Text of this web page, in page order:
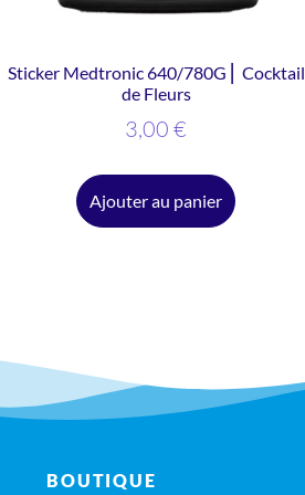
Sticker Medtronic 640/780G ⎜ Cocktail
de Fleurs
3,00 €
Ajouter au panier
BOUTIQUE